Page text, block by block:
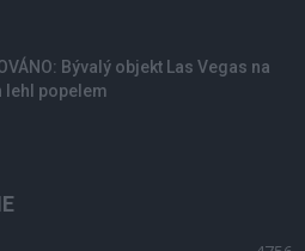
Bývalý objekt Las Vegas na
lehl popelem